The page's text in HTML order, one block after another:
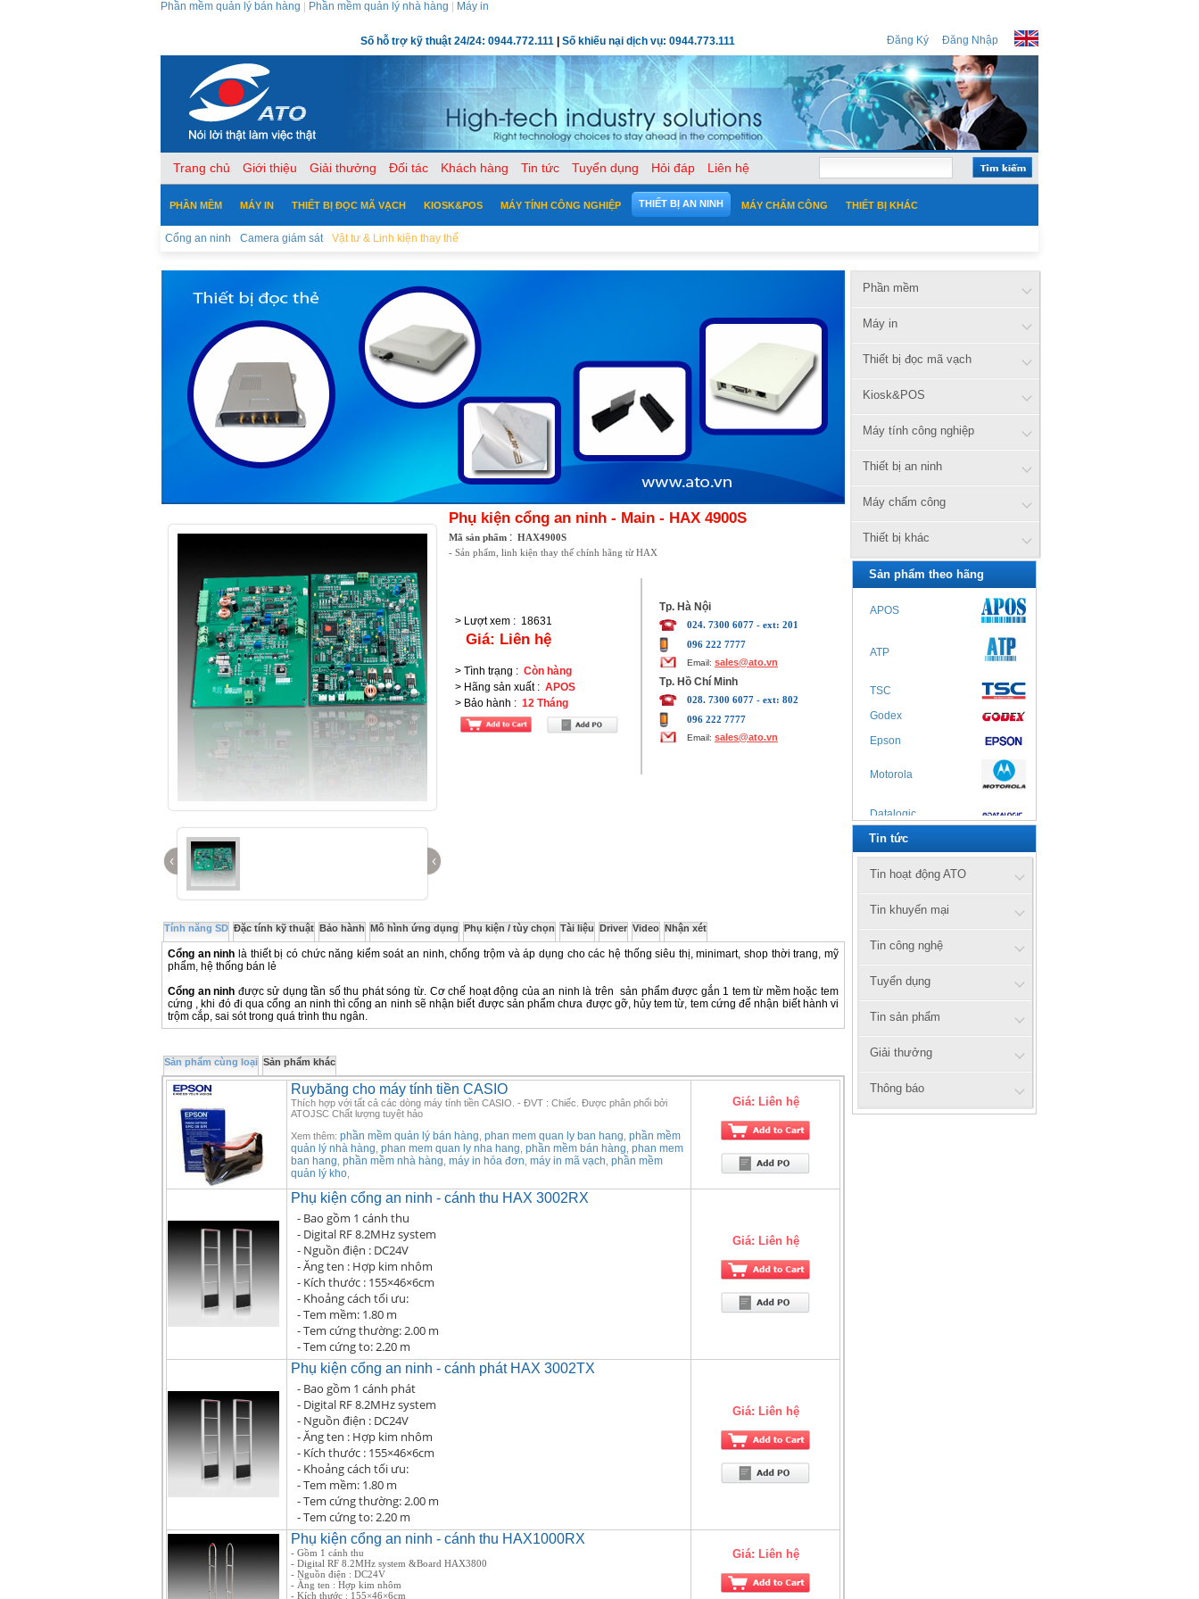
Phần mềm quản lý bán hàng Phần mềm quản lý nhà hàng Máy in
Số hỗ trợ kỹ thuật 24/24: 0944.772.111 Số khiếu nại dịch vụ: 0944.773.111 Đăng Ký Đăng Nhập
Trang chủ Giới thiệu Giải thưởng Đối tác Khách hàng Tin tức Tuyển dụng Hỏi đáp Liên hệ
PHẦN MỀM MÁY IN THIẾT BỊ ĐỌC MÃ VẠCH KIOSK&POS MÁY TÍNH CÔNG NGHIỆP THIẾT BỊ AN NINH
Cổng an ninh Camera giám sát Vật tư & Linh kiện thay thế
MÁY CHẤM CÔNG THIẾT BỊ KHÁC
‹ ‹
Phụ kiện cổng an ninh - Main - HAX 4900S
Mã sản phẩm : HAX4900S
- Sản phẩm, linh kiện thay thế chính hãng từ HAX
> Lượt xem : 18631
Giá: Liên hệ
> Tình trạng : Còn hàng
> Hãng sản xuất: APOS
> Bảo hành : 12 Tháng
Tp. Hà Nội
024. 7300 6077 - ext: 201
096 222 7777
Email: sales@ato.vn
Tp. Hồ Chí Minh
028. 7300 6077 - ext: 802
096 222 7777
Email: sales@ato.vn
Tính năng SD Đặc tính kỹ thuật Bảo hành Mô hình ứng dụng Phụ kiện / tùy chọn Tài liệu Driver Video Nhận xét
Cổng an ninh là thiết bị có chức năng kiểm soát an ninh, chống trộm và áp dụng cho các hệ thống siêu thị, minimart, shop thời trang, mỹ
phẩm, hệ thống bán lẻ
Cổng an ninh được sử dụng tần số thu phát sóng từ. Cơ chế hoạt động của an ninh là trên sản phẩm được gắn 1 tem từ mềm hoặc tem
cứng , khi đó đi qua cổng an ninh thì cổng an ninh sẽ nhận biết được sản phẩm chưa được gỡ, hủy tem từ, tem cứng để nhận biết hành vi
trộm cắp, sai sót trong quá trình thu ngân.
Sản phẩm cùng loại Sản phẩm khác
Ruybăng cho máy tính tiền CASIO
Thích hợp với tất cả các dòng máy tính tiền CASIO. - ĐVT : Chiếc. Được phân phối bởi
ATOJSC Chất lượng tuyệt hảo
Xem thêm: phần mềm quản lý bán hàng phan mem quan ly ban hang phần mềm
quản lý nhà hàng phan mem quan ly nha hang phần mềm bán hàng phan mem
ban hang phần mềm nhà hàng máy in hóa đơn máy in mã vạch phần mềm
quản lý kho
Giá: Liên hệ
Phụ kiện cổng an ninh - cánh thu HAX 3002RX
- Bao gồm 1 cánh thu
- Digital RF 8.2MHz system
- Nguồn điện : DC24V
- Ăng ten : Hợp kim nhôm
- Kích thước : 155×46×6cm
- Khoảng cách tối ưu:
- Tem mềm: 1.80 m
- Tem cứng thường: 2.00 m
- Tem cứng to: 2.20 m
Giá: Liên hệ
Phụ kiện cổng an ninh - cánh phát HAX 3002TX
- Bao gồm 1 cánh phát
- Digital RF 8.2MHz system
- Nguồn điện : DC24V
- Ăng ten : Hợp kim nhôm
- Kích thước : 155×46×6cm
- Khoảng cách tối ưu:
- Tem mềm: 1.80 m
- Tem cứng thường: 2.00 m
- Tem cứng to: 2.20 m
Giá: Liên hệ
Phụ kiện cổng an ninh - cánh thu HAX1000RX
- Gồm 1 cánh thu
- Digital RF 8.2MHz system &Board HAX3800
- Nguồn điện : DC24V
- Ăng ten : Hợp kim nhôm
- Kích thước : 155×46×6cm
Giá: Liên hệ
Phần mềm
Máy in
Thiết bị đọc mã vạch
Kiosk&POS
Máy tính công nghiệp
Thiết bị an ninh
Máy chấm công
Thiết bị khác
Sản phẩm theo hãng
APOS
ATP
TSC
Godex
Epson
Motorola
Datalogic
Zebex
Cipherlab
Xprinter
Honeywell
Zebra
axiomtek
Tin tức
Tin hoạt động ATO
Tin khuyến mại
Tin công nghệ
Tuyển dụng
Tin sản phẩm
Giải thưởng
Thông báo